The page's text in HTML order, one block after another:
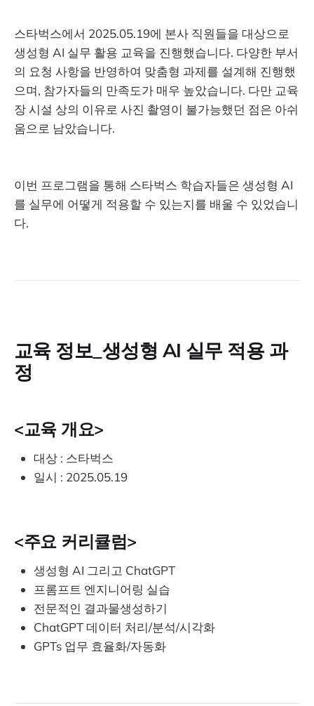
스타벅스에서 2025.05.19에 본사 직원들을 대상으로
생성형 AI 실무 활용 교육을 진행했습니다. 다양한 부서
의 요청 사항을 반영하여 맞춤형 과제를 설계해 진행했
으며, 참가자들의 만족도가 매우 높았습니다. 다만 교육
장 시설 상의 이유로 사진 촬영이 불가능했던 점은 아쉬
움으로 남았습니다.
이번 프로그램을 통해 스타벅스 학습자들은 생성형 AI
를 실무에 어떻게 적용할 수 있는지를 배울 수 있었습니
다.
교육 정보_생성형 AI 실무 적용 과
정
<교육 개요>
대상 : 스타벅스
일시 : 2025.05.19
<주요 커리큘럼>
생성형 AI 그리고 ChatGPT
프롬프트 엔지니어링 실습
전문적인 결과물생성하기
ChatGPT 데이터 처리/분석/시각화
GPTs 업무 효율화/자동화